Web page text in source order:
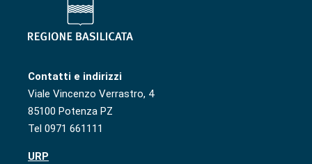
Contatti e indirizzi
Viale Vincenzo Verrastro, 4
85100 Potenza PZ
Tel 0971 661111
URP